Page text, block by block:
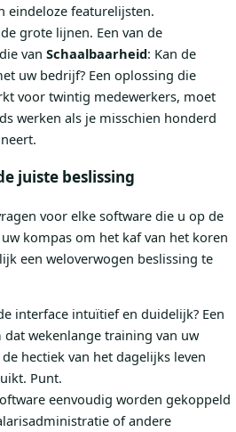
eindeloze featurelijsten.
grote lijnen. Een van de
van Schaalbaarheid: Kan de
uw bedrijf? Een oplossing die
voor twintig medewerkers, moet
werken als je misschien honderd
juiste beslissing
voor elke software die u op de
kompas om het kaf van het koren
een weloverwogen beslissing te
interface intuïtief en duidelijk? Een
dat wekenlange training van uw
hectiek van het dagelijks leven
Punt.
eenvoudig worden gekoppeld
of andere